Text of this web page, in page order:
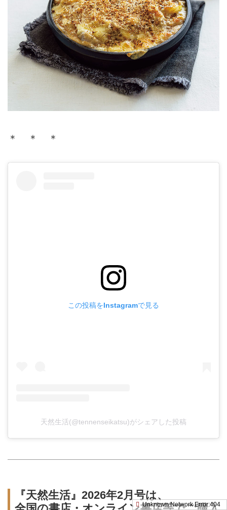
＊ ＊ ＊
この投稿をInstagramで見る
天然生活(@tennenseikatsu)がシェアした投稿
『天然生活』2026年2月号は、